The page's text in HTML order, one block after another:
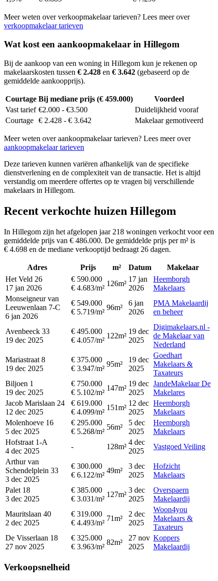
Meer weten over verkoopmakelaar tarieven? Lees meer over
verkoopmakelaar tarieven
Wat kost een aankoopmakelaar in Hillegom
Bij de aankoop van een woning in Hillegom kun je rekenen op
makelaarskosten tussen € 2.428 en € 3.642 (gebaseerd op de
gemiddelde aankoopprijs).
Courtage Bij mediane prijs (€ 459.000)
Voordeel
Vast tarief €2.000 - €3.500
Duidelijkheid vooraf
Courtage € 2.428 - € 3.642 Makelaar gemotiveerd
Meer weten over aankoopmakelaar tarieven? Lees meer over
aankoopmakelaar tarieven
Deze tarieven kunnen variëren afhankelijk van de specifieke
dienstverlening en de complexiteit van de transactie. Het is altijd
verstandig om meerdere offertes op te vragen bij verschillende
makelaars in Hillegom.
Recent verkochte huizen Hillegom
In Hillegom zijn het afgelopen jaar 218 woningen verkocht voor een
gemiddelde prijs van € 486.000. De gemiddelde prijs per m² is
€ 4.698 en de mediane verkooptijd bedraagt 26 dagen.
Adres Prijs m² Datum
Makelaar
Het Veld 26
17 jan 2026
€ 590.000
€ 4.683/m²
126m²
17 jan
2026
Heemborgh
Makelaars
Monseigneur van
Leeuwenlaan 7-C
6 jan 2026
€ 549.000
€ 5.719/m²
96m²
6 jan
2026
PMA Makelaardij
en beheer
Avenbeeck 33
19 dec 2025
€ 495.000
€ 4.057/m²
122m²
19 dec
2025
Digimakelaars.nl -
de Makelaar van
Nederland
Mariastraat 8
19 dec 2025
€ 375.000
€ 3.947/m²
95m²
19 dec
2025
Goedhart
Makelaars &
Taxateurs
Biljoen 1
19 dec 2025
€ 750.000
€ 5.102/m²
147m²
19 dec
2025
JandeMakelaar De
Makelares
Jacob Marislaan 24
12 dec 2025
€ 619.000
€ 4.099/m²
151m²
12 dec
2025
Heemborgh
Makelaars
Molenhoeve 16
5 dec 2025
€ 295.000
€ 5.268/m²
56m²
5 dec
2025
Heemborgh
Makelaars
Hofstraat 1-A
4 dec 2025
- 128m²
4 dec
2025
Vastgoed Veiling
Arthur van
Schendelplein 33
3 dec 2025
€ 300.000
€ 6.122/m²
49m²
3 dec
2025
Hofzicht
Makelaars
Palet 18
3 dec 2025
€ 385.000
€ 3.031/m²
127m²
3 dec
2025
Overspaern
Makelaardij
Mauritslaan 40
2 dec 2025
€ 319.000
€ 4.493/m²
71m²
2 dec
2025
Woon4you
Makelaars &
Taxateurs
De Visserlaan 18
27 nov 2025
€ 325.000
€ 3.963/m²
82m²
27 nov
2025
Koppers
Makelaardij
Verkoopsnelheid